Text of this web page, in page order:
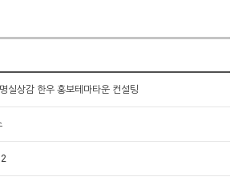
실상감 한우 홍보테마타운 컨설팅